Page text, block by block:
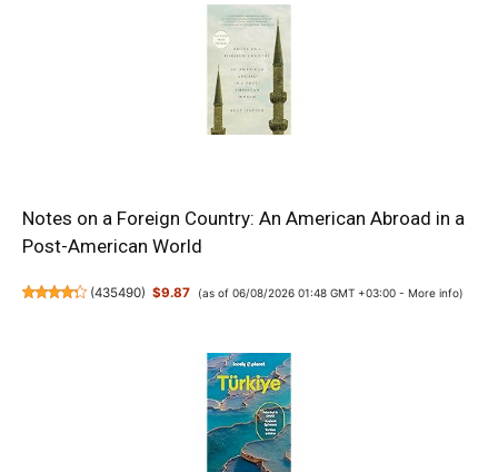
Notes on a Foreign Country: An American Abroad in a
Post-American World
(435490) $9.87 (as of 06/08/2026 01:48 GMT +03:00 - More info)